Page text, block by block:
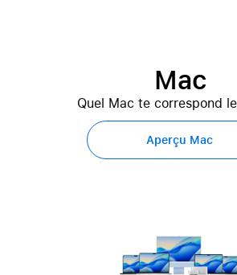
Mac
Quel Mac te correspond
Aperçu Mac